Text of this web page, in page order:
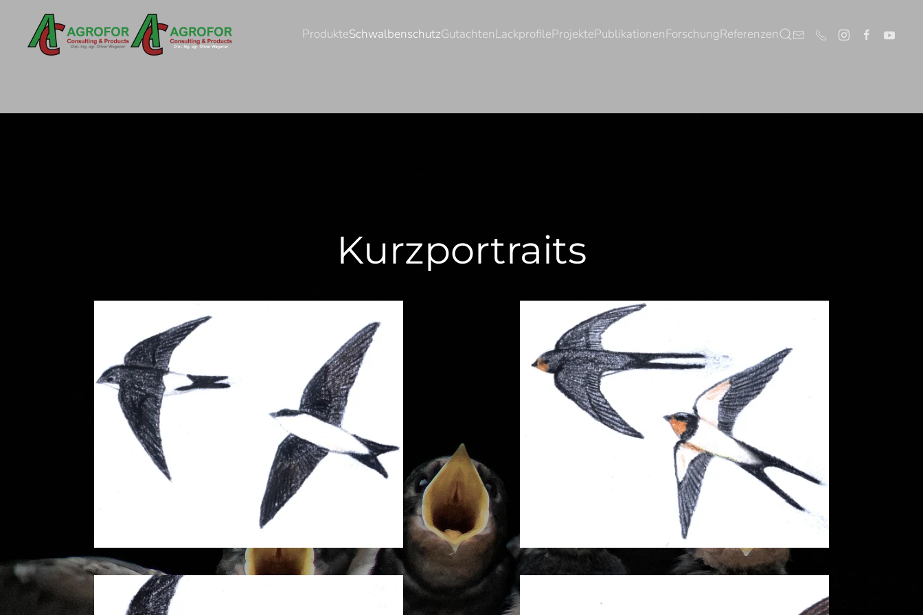
Zum Hauptinhalt springen ProdukteSchwalbenschutzGutachtenLackprofileProjektePublikationenForschungReferenzen
Kurzportraits
Mehlschwalbe Rauchschwalbe